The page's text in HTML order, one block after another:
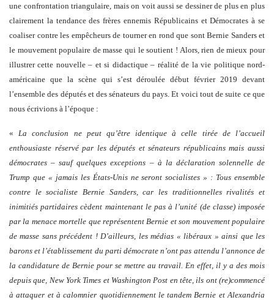
une confrontation triangulaire, mais on voit aussi se dessiner de plus en plus
clairement la tendance des frères ennemis Républicains et Démocrates à se
coaliser contre les empêcheurs de tourner en rond que sont Bernie Sanders et
le mouvement populaire de masse qui le soutient ! Alors, rien de mieux pour
illustrer cette nouvelle – et si didactique – réalité de la vie politique nord-
américaine que la scène qui s’est déroulée début février 2019 devant
l’ensemble des députés et des sénateurs du pays. Et voici tout de suite ce que
nous écrivions à l’époque :
« La conclusion ne peut qu’être identique à celle tirée de l’accueil
enthousiaste réservé par les députés et sénateurs républicains mais aussi
démocrates – sauf quelques exceptions – à la déclaration solennelle de
Trump que « jamais les États-Unis ne seront socialistes » : Tous ensemble
contre le socialiste Bernie Sanders, car les traditionnelles rivalités et
inimitiés partidaires cèdent maintenant le pas à l’unité (de classe) imposée
par la menace mortelle que représentent Bernie et son mouvement populaire
de masse sans précédent !D’ailleurs, les médias « libéraux » ainsi que les
barons et l’établissement du parti démocrate n’ont pas attendu l’annonce de
la candidature de Bernie pour se mettre au travail. En effet, il y a des mois
depuis que, New York Times et Washington Post en tête, ils ont (re)commencé
à attaquer et à calomnier quotidiennement le tandem Bernie et Alexandria